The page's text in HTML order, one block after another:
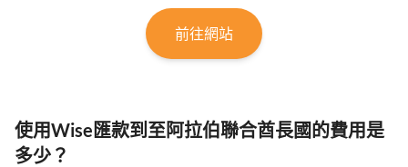
前往網站
使用Wise匯款到至阿拉伯聯合酋長國的費用是
多少？